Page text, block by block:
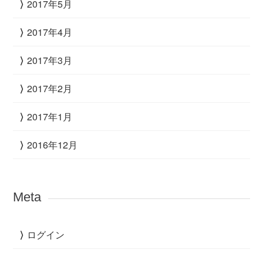
2017年5月
2017年4月
2017年3月
2017年2月
2017年1月
2016年12月
Meta
ログイン